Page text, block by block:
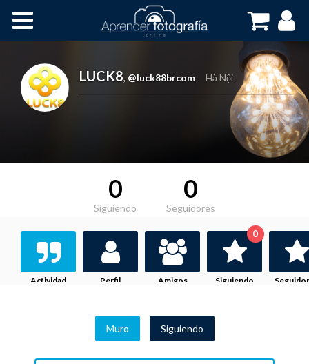
Cursos OnLine
LUCK8, @luck88brcom Hà Nội
0
Siguiendo
0
Seguidores
Actividad Perfil Amigos Siguiendo
0
Muro Siguiendo